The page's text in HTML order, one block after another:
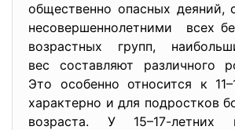
общественно опасных деяний,
несовершеннолетними всех
возрастных групп,
вес составляют различного
Это особенно относится к
характерно и для подростков
возраста. У 15–17-летних